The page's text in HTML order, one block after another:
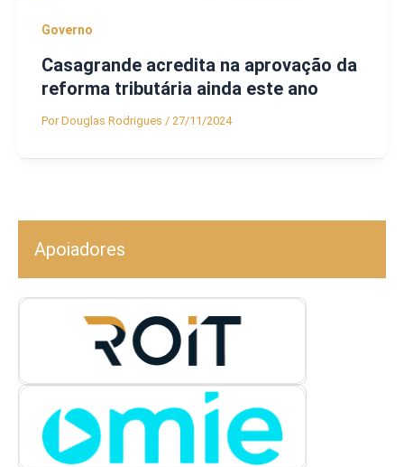
Governo
Casagrande acredita na aprovação da
reforma tributária ainda este ano
PorDouglas Rodrigues / 27/11/2024
Apoiadores